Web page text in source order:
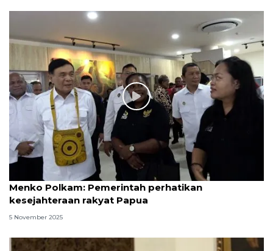
Menko Polkam: Pemerintah perhatikan
kesejahteraan rakyat Papua
5 November 2025